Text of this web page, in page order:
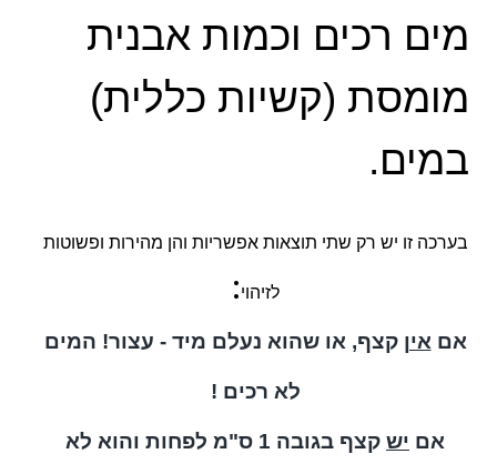
מים רכים וכמות אבנית
מומסת (קשיות כללית)
במים.
בערכה זו יש רק שתי תוצאות אפשריות והן מהירות ופשוטות
לזיהוי:
אם אין קצף, או שהוא נעלם מיד - עצור! המים
לא רכים !
אם יש קצף בגובה 1 ס"מ לפחות והוא לא